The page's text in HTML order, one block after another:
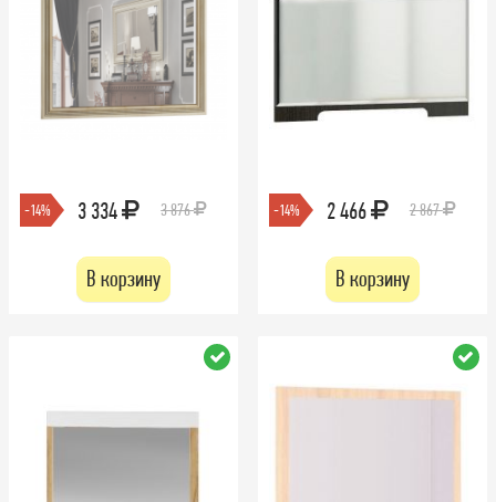
-14% 3 334 3 876
В корзину
-14% 2 466 2 867
В корзину